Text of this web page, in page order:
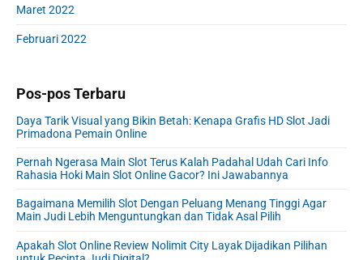
Maret 2022
Februari 2022
Pos-pos Terbaru
Daya Tarik Visual yang Bikin Betah: Kenapa Grafis HD Slot Jadi
Primadona Pemain Online
Pernah Ngerasa Main Slot Terus Kalah Padahal Udah Cari Info
Rahasia Hoki Main Slot Online Gacor? Ini Jawabannya
Bagaimana Memilih Slot Dengan Peluang Menang Tinggi Agar
Main Judi Lebih Menguntungkan dan Tidak Asal Pilih
Apakah Slot Online Review Nolimit City Layak Dijadikan Pilihan